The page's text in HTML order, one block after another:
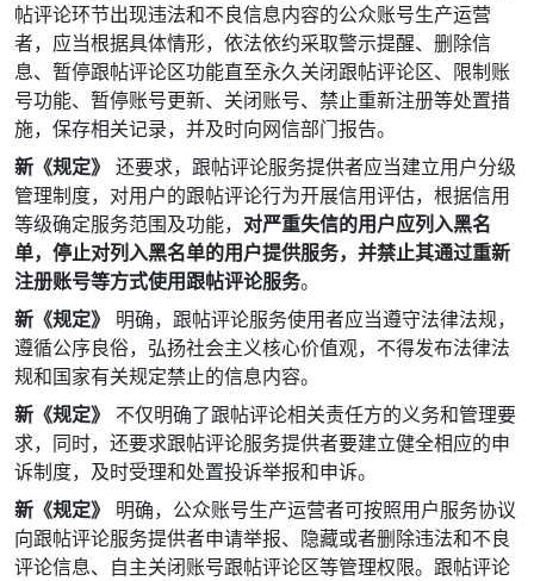
帖评论环节出现违法和不良信息内容的公众账号生产运营
者，应当根据具体情形，依法依约采取警示提醒、删除信
息、暂停跟帖评论区功能直至永久关闭跟帖评论区、限制账
号功能、暂停账号更新、关闭账号、禁止重新注册等处置措
施，保存相关记录，并及时向网信部门报告。
新《规定》
还要求，跟帖评论服务提供者应当建立用户分级
管理制度，对用户的跟帖评论行为开展信用评估，根据信用
等级确定服务范围及功能， 对严重失信的用户应列入黑名
单，停止对列入黑名单的用户提供服务，并禁止其通过重新
注册账号等方式使用跟帖评论服务。
新《规定》
明确，跟帖评论服务使用者应当遵守法律法规，
遵循公序良俗，弘扬社会主义核心价值观，不得发布法律法
规和国家有关规定禁止的信息内容。
新《规定》
不仅明确了跟帖评论相关责任方的义务和管理要
求，同时，还要求跟帖评论服务提供者要建立健全相应的申
诉制度，及时受理和处置投诉举报和申诉。
新《规定》
明确，公众账号生产运营者可按照用户服务协议
向跟帖评论服务提供者申请举报、隐藏或者删除违法和不良
评论信息、自主关闭账号跟帖评论区等管理权限。跟帖评论